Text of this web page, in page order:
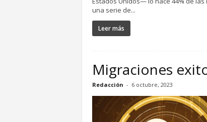
una serie de...
Leer más
Migraciones
Redacción - 6 octubre, 2023